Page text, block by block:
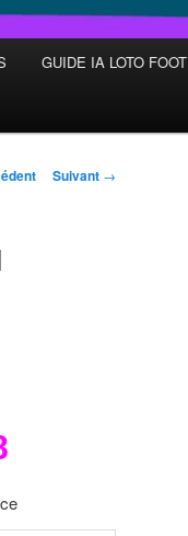
GUIDE IA LOTO FOOT
Suivant →